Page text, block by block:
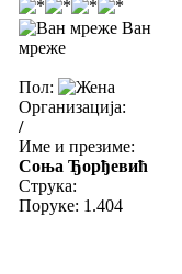
Ван
мреже
Пол:
Организација:
/
Име и презиме:
Соња Ђорђевић
Струка:
Поруке: 1.404